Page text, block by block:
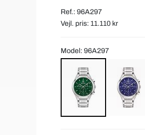
Ref.: 96A297
Vejl. pris: 11.110 kr
Model: 96A297